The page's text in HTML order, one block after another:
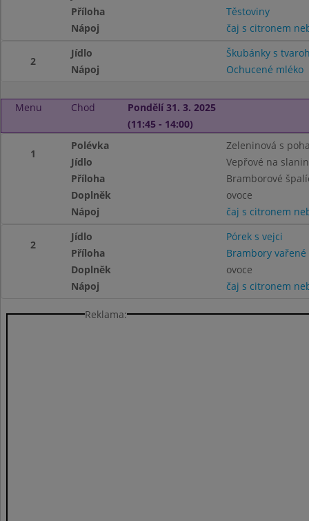
Příloha
Těstoviny
Nápoj
čaj s citronem
2
Jídlo
Škubánky s
Nápoj
Ochucené mléko
Menu Chod
Pondělí 31. 3. 2025
(11:45 - 14:00)
1
Polévka
Zeleninová s
Jídlo
Vepřové na
Příloha
Bramborové
Doplněk
ovoce
Nápoj
čaj s citronem
2
Jídlo
Pórek s vejci
Příloha
Brambory vařené
Doplněk
ovoce
Nápoj
čaj s citronem
Reklama: